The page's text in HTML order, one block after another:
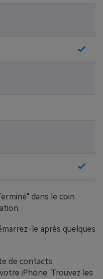
dans le coin
le après quelques
de contacts
iPhone. Trouvez les